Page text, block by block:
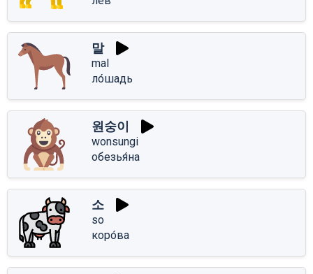
말
mal
ло́шадь
원숭이
wonsungi
обезья́на
소
so
коро́ва